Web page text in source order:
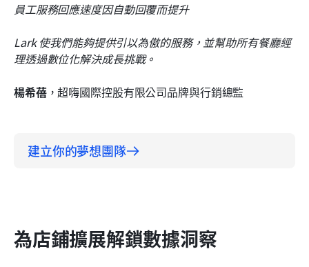
員工服務回應速度因自動回覆而提升
Lark 使我們能夠提供引以為傲的服務，並幫助所有餐廳經
理透過數位化解決成長挑戰。
楊希蓓，超嗨國際控股有限公司品牌與行銷總監
建立你的夢想團隊
為店鋪擴展解鎖數據洞察